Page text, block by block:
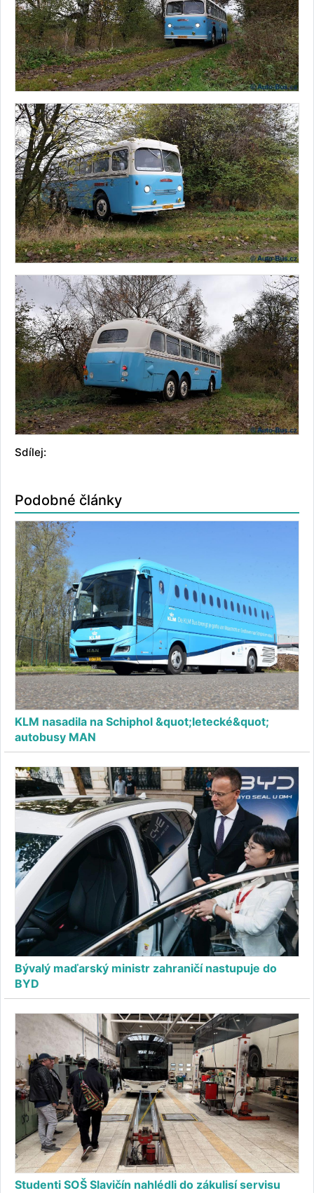
Sdílej:
Podobné články
KLM nasadila na Schiphol &quot;letecké&quot;
autobusy MAN
Bývalý maďarský ministr zahraničí nastupuje do
BYD
Studenti SOŠ Slavičín nahlédli do zákulisí servisu